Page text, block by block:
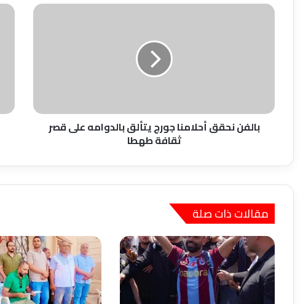
بالفن
ثقافة
طهطابالفن نحقق أحلامنا جورج يتألق بالدوامه على قصر
ثقافة طهطا
مقالات ذات صلة